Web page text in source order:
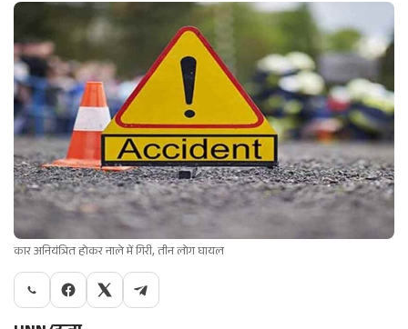
कार अनियंत्रित होकर नाले में गिरी, तीन लोग घायल